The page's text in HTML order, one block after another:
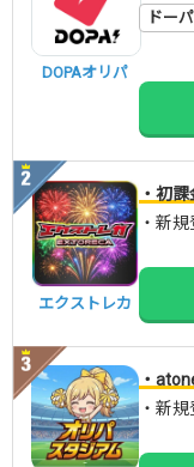
DOPAオリパ
ドー
エクストレカ
・初
・新
・
・新